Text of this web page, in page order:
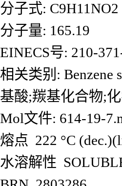
分子式: C9H11NO2
分子量: 165.19
EINECS号: 210-
相关类别: Benzene
基酸;羰基化合物;
Mol文件: 614-19-
熔点 222 °C
水溶解性